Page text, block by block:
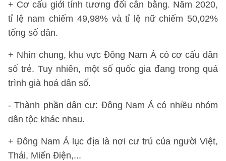
+ Cơ cấu giới tính tương đối cân bằng. Năm 2020,
tỉ lệ nam chiếm 49,98% và tỉ lệ nữ chiếm 50,02%
tổng số dân.
+ Nhìn chung, khu vực Đông Nam Á có cơ cấu dân
số trẻ. Tuy nhiên, một số quốc gia đang trong quá
trình già hoá dân số.
- Thành phần dân cư: Đông Nam Á có nhiều nhóm
dân tộc khác nhau.
+ Đông Nam Á lục địa là nơi cư trú của người Việt,
Thái, Miến Điện,...